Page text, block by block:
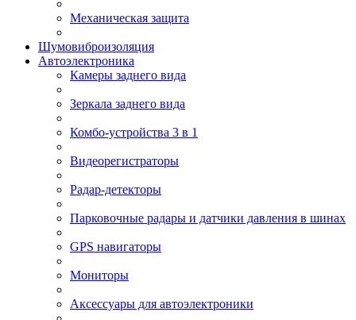
Механическая защита
Шумовиброизоляция
Автоэлектроника
Камеры заднего вида
Зеркала заднего вида
Комбо-устройства 3 в 1
Видеорегистраторы
Радар-детекторы
Парковочные радары и датчики давления в шинах
GPS навигаторы
Мониторы
Аксессуары для автоэлектроники